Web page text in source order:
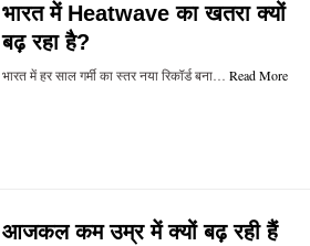
भारत में Heatwave का खतरा क्यों
बढ़ रहा है?
भारत में हर साल गर्मी का स्तर नया रिकॉर्ड बना… Read More
आजकल कम उम्र में क्यों बढ़ रही हैं